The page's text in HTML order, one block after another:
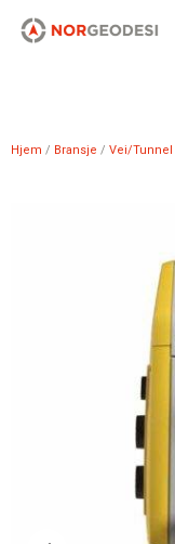
Hjem / Bransje / Vei/Tunnel